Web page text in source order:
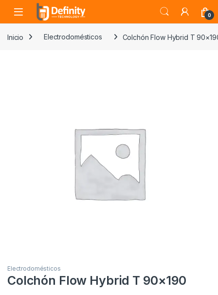
Skip to navigation
Skip to content
Open 0
Inicio Electrodomésticos Colchón Flow Hybrid T
Electrodomésticos
Colchón Flow Hybrid T 90×190